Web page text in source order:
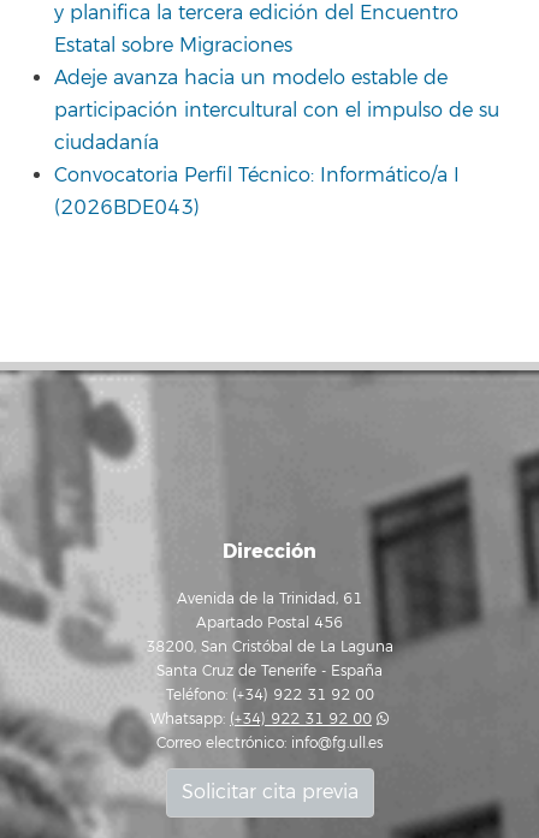
y planifica la tercera edición del Encuentro
Estatal sobre Migraciones
Adeje avanza hacia un modelo estable de
participación intercultural con el impulso de su
ciudadanía
Convocatoria Perfil Técnico: Informático/a I
(2026BDE043)
Dirección
Avenida de la Trinidad, 61
Apartado Postal 456
38200, San Cristóbal de La Laguna
Santa Cruz de Tenerife - España
Teléfono: (+34) 922 31 92 00
Whatsapp: (+34) 922 31 92 00
Correo electrónico: info@fg.ull.es
Solicitar cita previa